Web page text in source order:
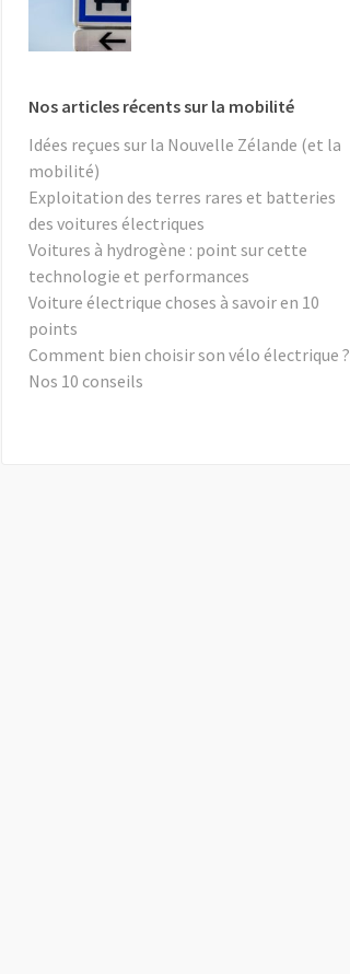
Nos articles récents sur la mobilité
Idées reçues sur la Nouvelle Zélande (et la
mobilité)
Exploitation des terres rares et batteries
des voitures électriques
Voitures à hydrogène : point sur cette
technologie et performances
Voiture électrique choses à savoir en 10
points
Comment bien choisir son vélo électrique ?
Nos 10 conseils